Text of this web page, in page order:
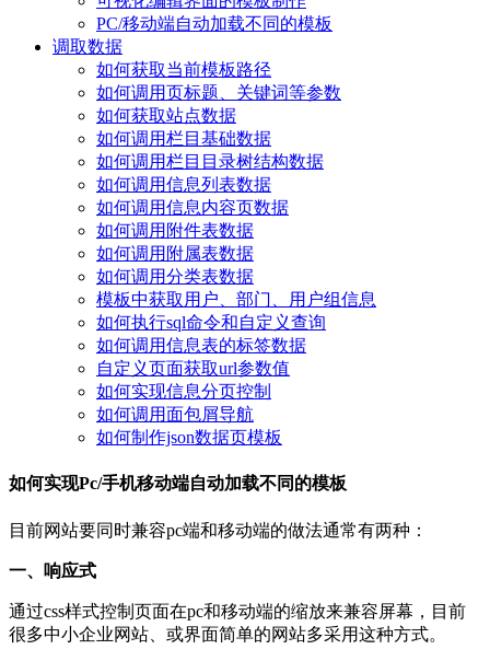
PC/移动端自动加载不同的模板
调取数据
如何获取当前模板路径
如何调用页标题、关键词等参数
如何获取站点数据
如何调用栏目基础数据
如何调用栏目目录树结构数据
如何调用信息列表数据
如何调用信息内容页数据
如何调用附件表数据
如何调用附属表数据
如何调用分类表数据
模板中获取用户、部门、用户组信息
如何执行sql命令和自定义查询
如何调用信息表的标签数据
自定义页面获取url参数值
如何实现信息分页控制
如何调用面包屑导航
如何制作json数据页模板
如何实现Pc/手机移动端自动加载不同的模板
目前网站要同时兼容pc端和移动端的做法通常有两种：
一、响应式
通过css样式控制页面在pc和移动端的缩放来兼容屏幕，目前
很多中小企业网站、或界面简单的网站多采用这种方式。